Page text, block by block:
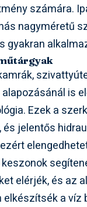
számára.
nagyméretű
gyakran
is
Ezek a
és jelentős
elérjék, és az
a víz